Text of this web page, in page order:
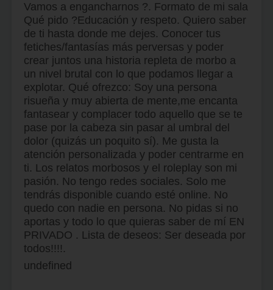
Vamos a engancharnos ?. Formato de mi sala
Qué pido ?Educación y respeto. Quiero saber
de ti hasta donde me dejes. Conocer tus
fetiches/fantasías más perversas y poder
crear juntos una historia repleta de morbo a
un nivel brutal con lo que podamos llegar a
explotar. Qué ofrezco: Soy una persona
risueña y muy abierta de mente,me encanta
fantasear y complacer todo aquello que se te
pase por la cabeza sin pasar al umbral del
dolor (quizás un poquito sí). Me gusta la
atención personalizada y poder centrarme en
ti. Los relatos morbosos y el roleplay son mi
pasión. No tengo redes sociales. Solo me
tendrás disponible cuando esté online. No
quedo con nadie en persona. No pidas si no
aportas y todo lo que quieras saber de mí EN
PRIVADO . Lista de deseos: Ser deseada por
todos!!!!.
undefined